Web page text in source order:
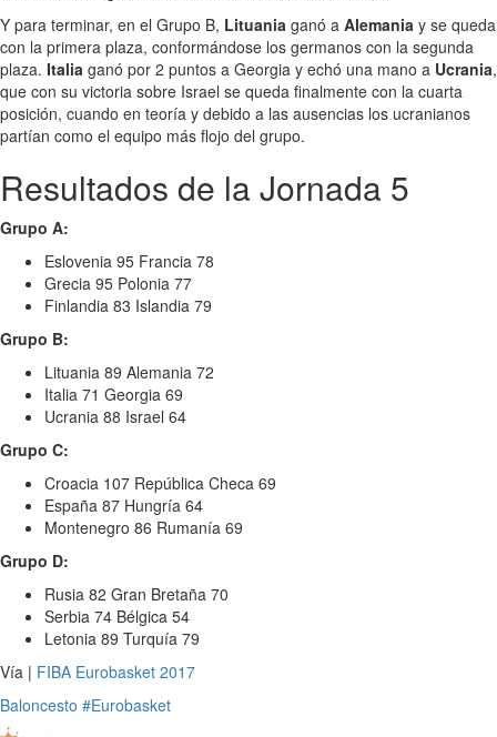
Y para terminar, en el Grupo B, Lituania ganó a Alemania y se queda
con la primera plaza, conformándose los germanos con la segunda
plaza. Italia ganó por 2 puntos a Georgia y echó una mano a Ucrania,
que con su victoria sobre Israel se queda finalmente con la cuarta
posición, cuando en teoría y debido a las ausencias los ucranianos
partían como el equipo más flojo del grupo.
Resultados de la Jornada 5
Grupo A:
Eslovenia 95 Francia 78
Grecia 95 Polonia 77
Finlandia 83 Islandia 79
Grupo B:
Lituania 89 Alemania 72
Italia 71 Georgia 69
Ucrania 88 Israel 64
Grupo C:
Croacia 107 República Checa 69
España 87 Hungría 64
Montenegro 86 Rumanía 69
Grupo D:
Rusia 82 Gran Bretaña 70
Serbia 74 Bélgica 54
Letonia 89 Turquía 79
Vía | FIBA Eurobasket 2017
Baloncesto #Eurobasket